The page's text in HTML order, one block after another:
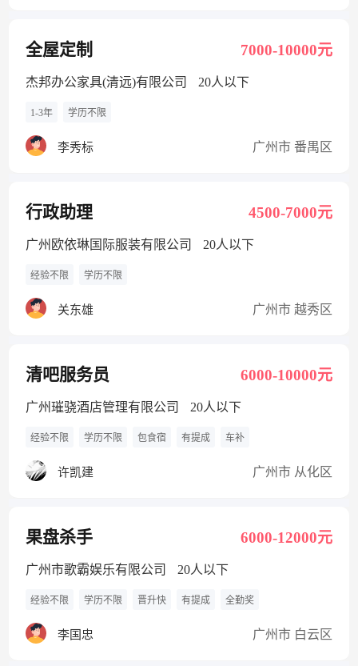
全屋定制 7000-10000元
杰邦办公家具(清远)有限公司 20人以下
1-3年 学历不限
李秀标 广州市 番禺区
行政助理 4500-7000元
广州欧依琳国际服装有限公司 20人以下
经验不限 学历不限
关东雄 广州市 越秀区
清吧服务员 6000-10000元
广州璀骁酒店管理有限公司 20人以下
经验不限 学历不限 包食宿 有提成 车补
许凯建 广州市 从化区
果盘杀手 6000-12000元
广州市歌霸娱乐有限公司 20人以下
经验不限 学历不限 晋升快 有提成 全勤奖
李国忠 广州市 白云区